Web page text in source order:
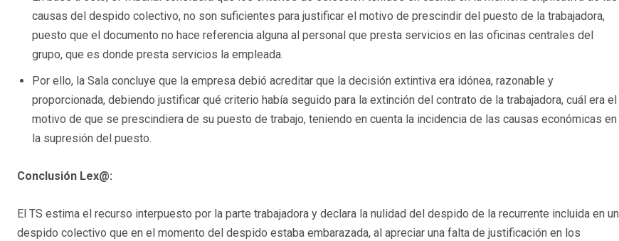
causas del despido colectivo, no son suficientes para justificar el motivo de prescindir del puesto de la trabajadora,
puesto que el documento no hace referencia alguna al personal que presta servicios en las oficinas centrales del
grupo, que es donde presta servicios la empleada.
Por ello, la Sala concluye que la empresa debió acreditar que la decisión extintiva era idónea, razonable y
proporcionada, debiendo justificar qué criterio había seguido para la extinción del contrato de la trabajadora, cuál era el
motivo de que se prescindiera de su puesto de trabajo, teniendo en cuenta la incidencia de las causas económicas en
la supresión del puesto.
Conclusión Lex@:
El TS estima el recurso interpuesto por la parte trabajadora y declara la nulidad del despido de la recurrente incluida en un
despido colectivo que en el momento del despido estaba embarazada, al apreciar una falta de justificación en los